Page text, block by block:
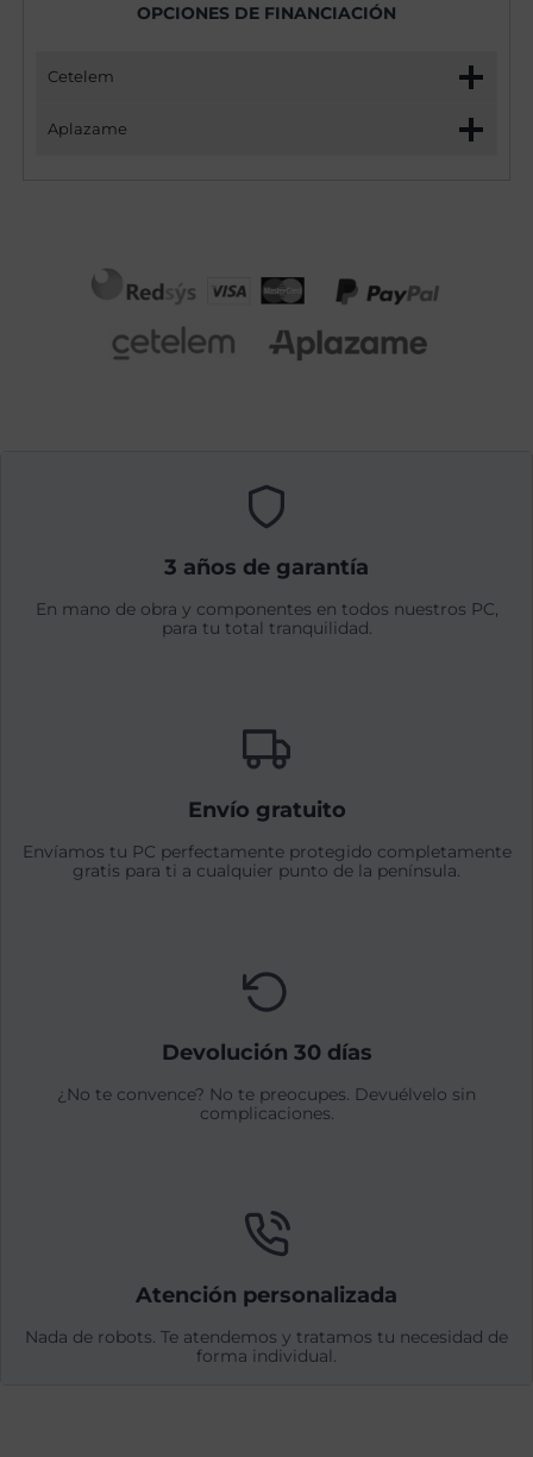
OPCIONES DE FINANCIACIÓN
Cetelem
Aplazame
3 años de garantía
En mano de obra y componentes en todos nuestros PC,
para tu total tranquilidad.
Envío gratuito
Envíamos tu PC perfectamente protegido completamente
gratis para ti a cualquier punto de la península.
Devolución 30 días
¿No te convence? No te preocupes. Devuélvelo sin
complicaciones.
Atención personalizada
Nada de robots. Te atendemos y tratamos tu necesidad de
forma individual.